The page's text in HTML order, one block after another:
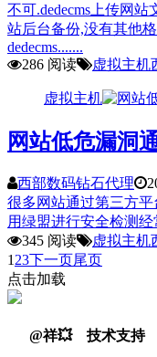
不可.dedecms上传网
站后台备份,没有其他
dedecms.......
286 阅读
虚拟主机
虚拟主机
网站低危漏洞
西部数码钻石代理
很多网站通过第三方
用绿盟进行安全检测
345 阅读
虚拟主机
1 23下一页尾页
点击加载
@祥💥 技术支持